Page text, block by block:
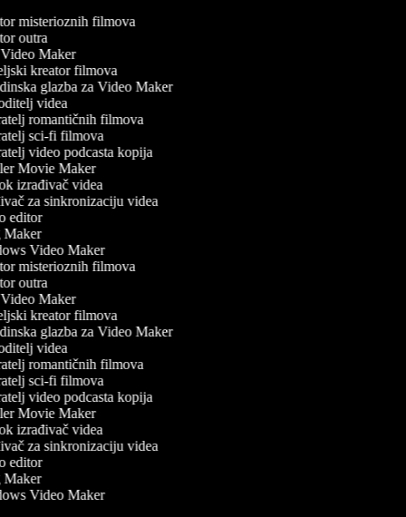
misterioznih filmova
outra
Maker
kreator filmova
glazba za Video Maker
videa
romantičnih filmova
sci-fi filmova
video podcasta kopija
Movie Maker
izrađivač videa
za sinkronizaciju videa
editor
Video Maker
misterioznih filmova
outra
Maker
kreator filmova
glazba za Video Maker
videa
romantičnih filmova
sci-fi filmova
video podcasta kopija
Movie Maker
izrađivač videa
za sinkronizaciju videa
editor
Video Maker